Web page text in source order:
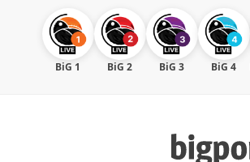
BiG 1 BiG 2 BiG 3 BiG 4